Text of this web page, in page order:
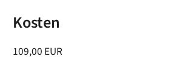
Kosten
109,00 EUR